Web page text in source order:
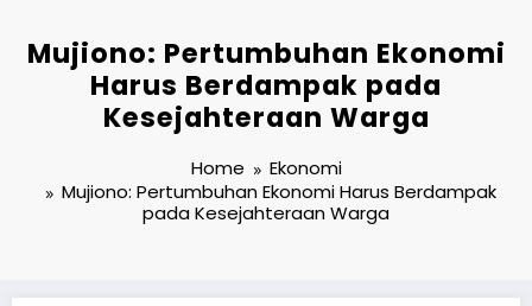
Mujiono: Pertumbuhan Ekonomi
Harus Berdampak pada
Kesejahteraan Warga
Home
Ekonomi
Mujiono: Pertumbuhan Ekonomi Harus Berdampak
pada Kesejahteraan Warga